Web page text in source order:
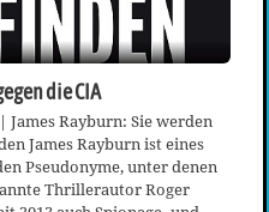
die CIA
James Rayburn: Sie werden
James Rayburn ist eines
Pseudonyme, unter denen
Thrillerautor Roger